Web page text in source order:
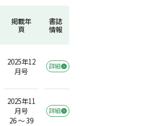
掲載年
頁
書誌
情報
2025年12
月号
詳細
2025年11
月号
26 ～ 39
詳細